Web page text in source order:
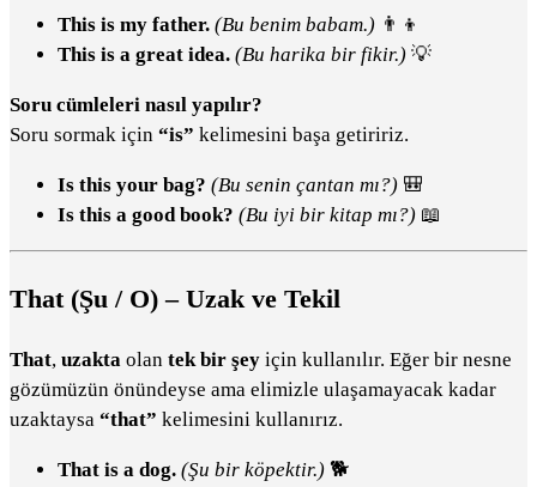
This is my father. (Bu benim babam.) 👨‍👦
This is a great idea. (Bu harika bir fikir.) 💡
Soru cümleleri nasıl yapılır?
Soru sormak için “is” kelimesini başa getiririz.
Is this your bag? (Bu senin çantan mı?) 🎒
Is this a good book? (Bu iyi bir kitap mı?) 📖
That (Şu / O) – Uzak ve Tekil
That, uzakta olan tek bir şey için kullanılır. Eğer bir nesne
gözümüzün önündeyse ama elimizle ulaşamayacak kadar
uzaktaysa “that” kelimesini kullanırız.
That is a dog. (Şu bir köpektir.) 🐕